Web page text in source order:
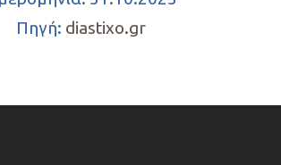
Πηγή: diastixo.gr